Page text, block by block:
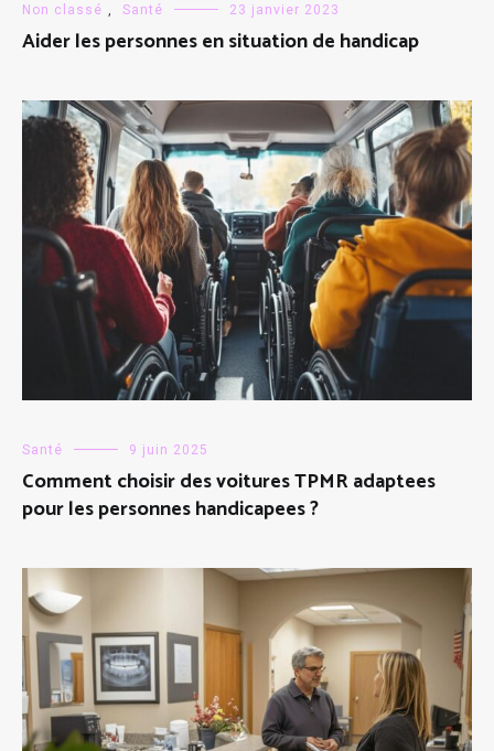
Non classé Santé 23 janvier 2023
Aider les personnes en situation de handicap
Santé 9 juin 2025
Comment choisir des voitures TPMR adaptees
pour les personnes handicapees ?